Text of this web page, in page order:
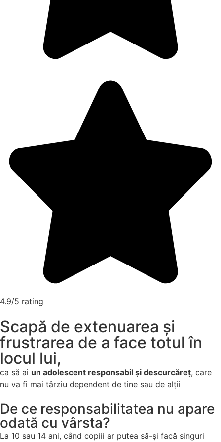
4.9/5 rating
Scapă de extenuarea și
frustrarea de a face totul în
locul lui,
ca să ai un adolescent responsabil și descurcăreț, care
nu va fi mai târziu dependent de tine sau de alții
De ce responsabilitatea nu apare
odată cu vârsta?
La 10 sau 14 ani, când copiii ar putea să-și facă singuri